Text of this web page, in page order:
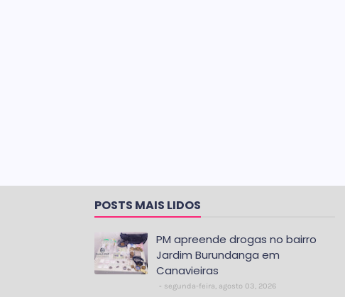
POSTS MAIS LIDOS
PM apreende drogas no bairro
Jardim Burundanga em
Canavieiras
segunda-feira, agosto 03, 2026